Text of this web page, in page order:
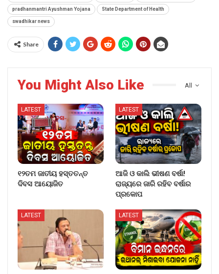
pradhanmantri Ayushman Yojana State Department of Health
swadhikar news
Share
All
You Might Also Like
LATEST
୧୨ତମ ଜାତୀୟ ହସ୍ତତନ୍ତ
ଦିବସ ଆୟୋଜିତ
LATEST
ଆଜି ଓ କାଲି ଭୀଷଣ ବର୍ଷା!
ରାଜ୍ୟରେ ଜାରି ରହିବ ବର୍ଷାର
ପ୍ରକୋପ
LATEST LATEST